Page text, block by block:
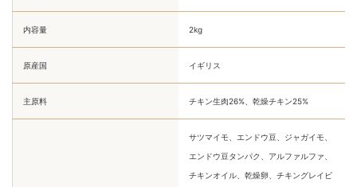
内容量 2kg
原産国 イギリス
主原料 チキン生肉26%、乾燥チキン25%
サツマイモ、エンドウ豆、ジャガイモ、
エンドウ豆タンパク、アルファルファ、
チキンオイル、乾燥卵、チキングレイビ